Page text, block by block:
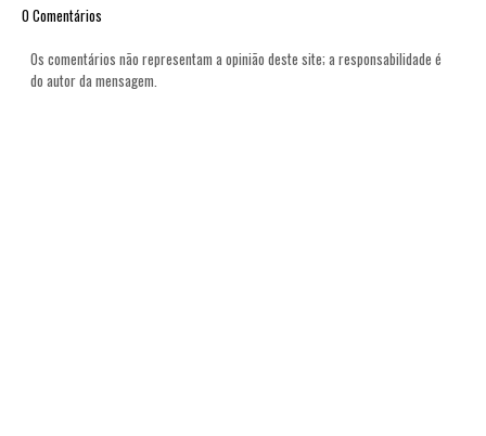
0 Comentários
Os comentários não representam a opinião deste site; a responsabilidade é
do autor da mensagem.